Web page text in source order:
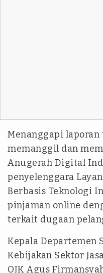
Menanggapi laporan
memanggil dan
Anugerah Digital
penyelenggara
Berbasis Teknologi
pinjaman online
terkait dugaan
Kepala Departemen
Kebijakan Sektor
OJK Agus